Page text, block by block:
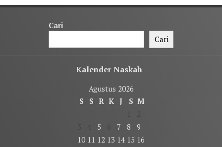
Cari
Cari
Kalender Naskah
Agustus 2026
S
S R K J S M
5 7 8
9
10 11 12 13 14 15 16